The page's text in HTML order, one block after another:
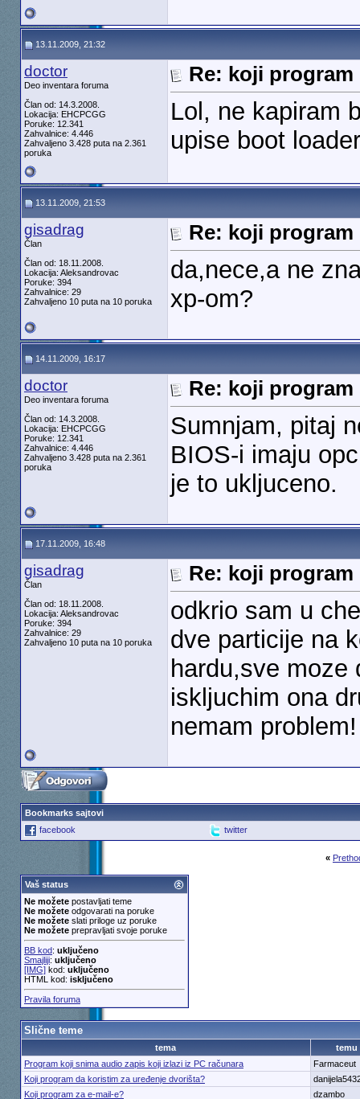
13.11.2009, 21:32
doctor
Deo inventara foruma
Član od: 14.3.2008.
Lokacija: EHCPCGG
Poruke: 12.341
Zahvalnice: 4.446
Zahvaljeno 3.428 puta na 2.361
poruka
Re: koji program
Lol, ne kapiram
upise boot
13.11.2009, 21:53
gisadrag
Član
Član od: 18.11.2008.
Lokacija: Aleksandrovac
Poruke: 394
Zahvalnice: 29
Zahvaljeno 10 puta na 10 poruka
Re: koji program
da,nece,a ne
xp-om?
14.11.2009, 16:17
doctor
Deo inventara foruma
Član od: 14.3.2008.
Lokacija: EHCPCGG
Poruke: 12.341
Zahvalnice: 4.446
Zahvaljeno 3.428 puta na 2.361
poruka
Re: koji program
Sumnjam, pitaj
BIOS-i imaju
je to ukljuceno.
17.11.2009, 16:48
gisadrag
Član
Član od: 18.11.2008.
Lokacija: Aleksandrovac
Poruke: 394
Zahvalnice: 29
Zahvaljeno 10 puta na 10 poruka
Re: koji program
odkrio sam u
dve particije na
hardu,sve moze
iskljuchim ona
nemam problem!
Bookmarks sajtovi
facebook
twitter
«
Vaš status
Ne možetepostavljati teme
Ne možeteodgovarati na poruke
Ne možeteslati priloge uz poruke
Ne možeteprepravljati svoje poruke
BB kod: uključeno
Smajliji: uključeno
[IMG]kod: uključeno
HTML kod: isključeno
Pravila foruma
Slične teme
tema
temu
Program koji snima audio zapis koji izlazi iz PC računara
Farmaceut
Koji program da koristim za uređenje dvorišta?
Koji program za e-mail-e?
dzambo